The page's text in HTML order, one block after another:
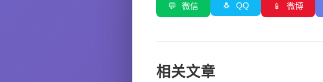
💬 微信 🐧 QQ 📱 微博
相关文章